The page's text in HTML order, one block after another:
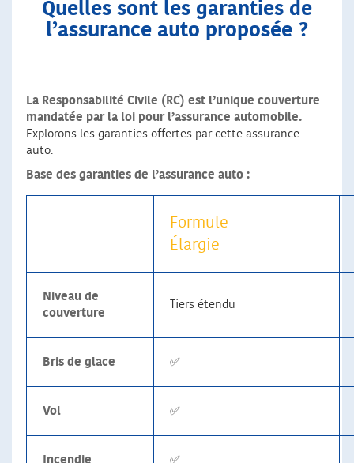
Quelles sont les garanties de
l’assurance auto proposée ?
La Responsabilité Civile (RC) est l’unique couverture
mandatée par la loi pour l’assurance automobile.
Explorons les garanties offertes par cette assurance
auto.
Base des garanties de l’assurance auto :
Formule
Élargie
Niveau de
couverture
Tiers étendu
Bris de glace ✅
Vol ✅
Incendie ✅